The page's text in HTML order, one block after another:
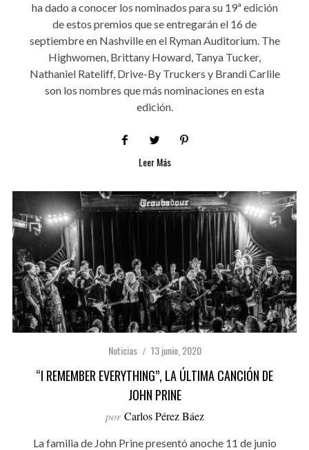
ha dado a conocer los nominados para su 19ª edición
de estos premios que se entregarán el 16 de
septiembre en Nashville en el Ryman Auditorium. The
Highwomen, Brittany Howard, Tanya Tucker,
Nathaniel Rateliff, Drive-By Truckers y Brandi Carlile
son los nombres que más nominaciones en esta
edición.
Leer Más
Noticias 13 junio, 2020
“I REMEMBER EVERYTHING”, LA ÚLTIMA CANCIÓN DE
JOHN PRINE
por Carlos Pérez Báez
La familia de John Prine presentó anoche 11 de junio